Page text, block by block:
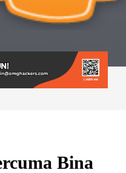
Bina